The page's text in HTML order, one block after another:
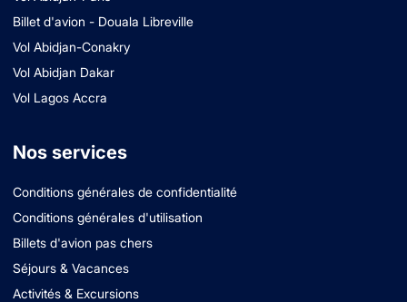
Billet d'avion - Douala Libreville
Vol Abidjan-Conakry
Vol Abidjan Dakar
Vol Lagos Accra
Nos services
Conditions générales de confidentialité
Conditions générales d'utilisation
Billets d'avion pas chers
Séjours & Vacances
Activités & Excursions